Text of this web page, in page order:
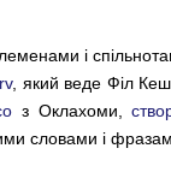
і
, який веде Філ
з Оклахоми,
словами і